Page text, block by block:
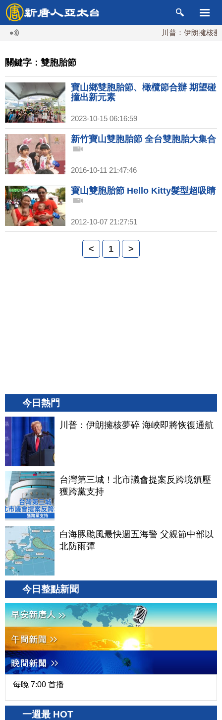
川普：伊朗擁核夢
關鍵字：雙胞胎節
寶山鄉雙胞胎節、橄欖節合辦 期望碰
撞出新元素
2023-10-15 06:16:59
新竹寶山雙胞胎節 全台雙胞胎大集合
2016-10-11 21:47:46
寶山雙胞胎節 Hello Kitty髮型超吸睛
2012-10-07 21:27:51
< 1 >
今日熱門
川普：伊朗擁核夢碎 海峽即將恢復通航
台灣第三城！北市議會提案反跨境鎮壓
獲跨黨支持
白海豚颱風最快週五海警 父親節中部以
北防雨彈
今日整點新聞
每晚 7:00 首播
一週最 HOT